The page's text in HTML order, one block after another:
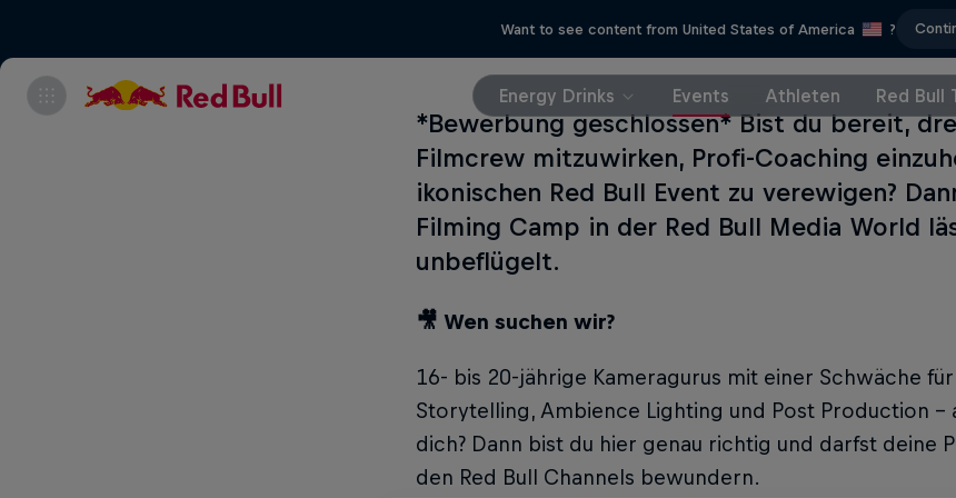
Want to see content from United States of America ?
Energy Drinks Events Athleten Red Bull
*Bewerbung geschlossen* Bist du bereit,
Filmcrew mitzuwirken, Profi-Coaching
ikonischen Red Bull Event zu verewigen?
Filming Camp in der Red Bull Media World
unbeflügelt.
🎥 Wen suchen wir?
16- bis 20-jährige Kameragurus mit einer Schwäche
Storytelling, Ambience Lighting und Post Production -
dich? Dann bist du hier genau richtig und darfst deine
den Red Bull Channels bewundern.